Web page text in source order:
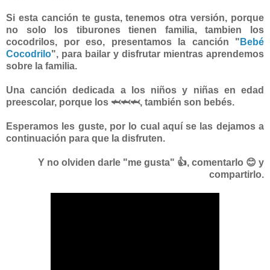
Si esta canción te gusta, tenemos otra versión, porque
no solo los tiburones tienen familia, tambien los
cocodrilos, por eso, presentamos la canción " Bebé
Cocodrilo", para bailar y disfrutar mientras aprendemos
sobre la familia.
Una canción dedicada a los niños y niñas en edad
preescolar, porque los 🦈🦈🦈, también son bebés.
Esperamos les guste, por lo cual aquí se las dejamos a
continuación para que la disfruten.
Y no olviden darle "me gusta" 👍, comentarlo 😊 y
compartirlo.